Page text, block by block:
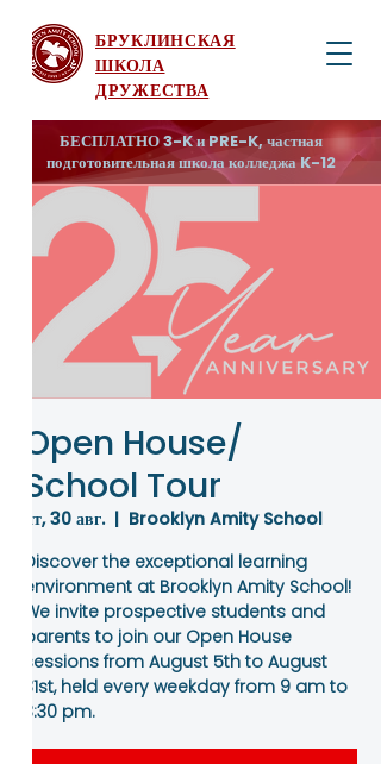
БРУКЛИНСКАЯ
ШКОЛА
ДРУЖЕСТВА
БЕСПЛАТНО 3-K и PRE-K, частная
подготовительная школа колледжа K-12
Open House/
School Tour
пт, 30 авг.
  |
Brooklyn Amity School
Discover the exceptional learning
environment at Brooklyn Amity School!
We invite prospective students and
parents to join our Open House
sessions from August 5th to August
31st, held every weekday from 9 am to
3:30 pm.